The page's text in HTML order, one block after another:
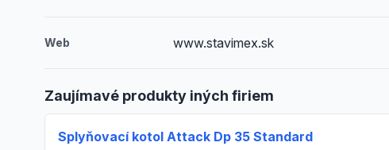
Web www.stavimex.sk
Zaujímavé produkty iných firiem
Splyňovací kotol Attack Dp 35 Standard